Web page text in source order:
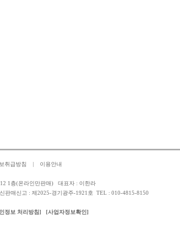
취급방침 이용안내
1층(온라인만판매) 대표자 : 이한라
판매신고 : 제2025-경기광주-1921호 TEL : 010-4815-8150
정보 처리방침] [사업자정보확인]